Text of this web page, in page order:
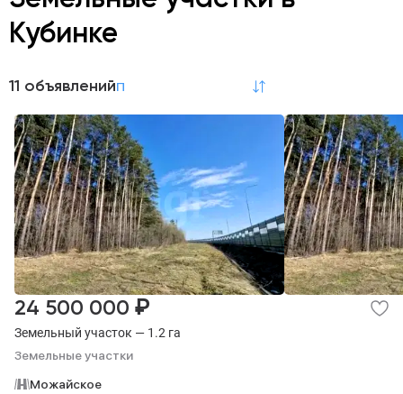
Кубинке
11 объявлений
Земельный участок — 1.2 га
Земельные участки
24 500 000 ₽
Можайское